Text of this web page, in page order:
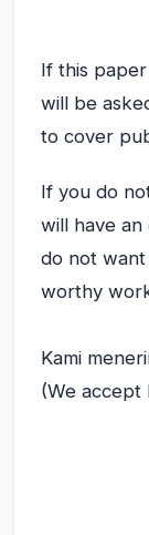
If this
will be
to cover
If you do
will have
do not
worthy
Kami
(We accept